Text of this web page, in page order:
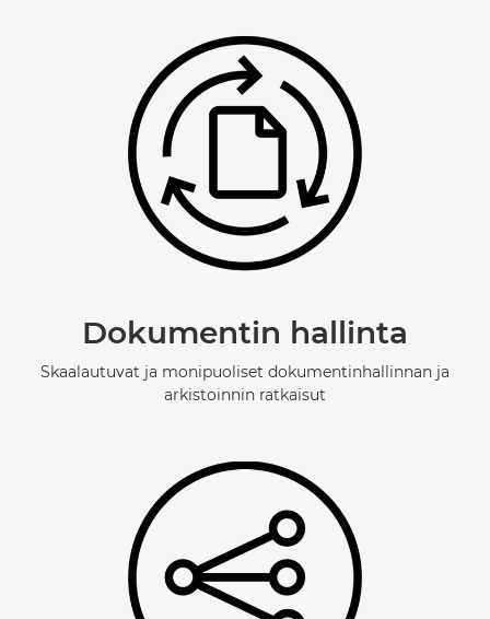
Dokumentin hallinta
Skaalautuvat ja monipuoliset dokumentinhallinnan ja
arkistoinnin ratkaisut